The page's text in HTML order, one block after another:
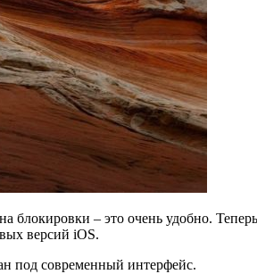
– это очень удобно.
версий iOS.
под современный интерфейс.